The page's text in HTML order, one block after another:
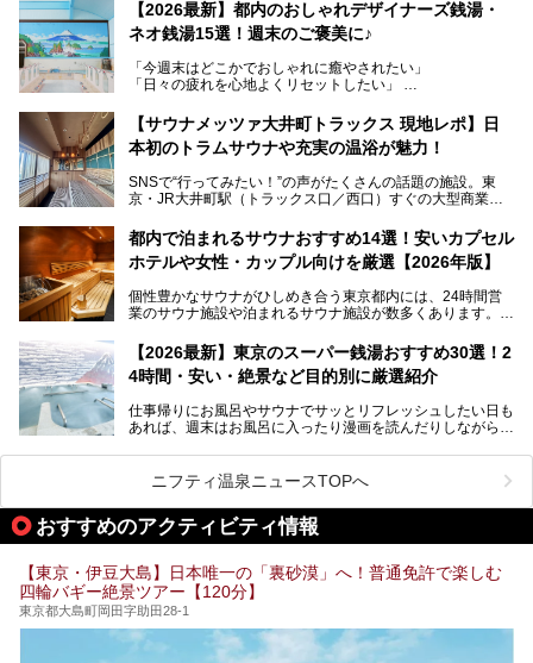
を知る地元の人にも、新しく足を運んでくれる人にも愛され
る、今の時代の"銭湯"として生まれ変わりました。洞窟のよ
ビアバーなど、新しく登場したスポットも併せて紹介しま
す。充実した設備があるのに、基本の入浴料が銭湯価格の5
【2026最新】都内のおしゃれデザイナーズ銭湯・
ネオ銭湯15選！週末のご褒美に♪
「今週末はどこかでおしゃれに癒やされたい」
「日々の疲れを心地よくリセットしたい」
となっている新しいスタイルの銭湯です。
最近、SNSやメディアで「デザイナーズ銭湯」や「ネオ銭
本記事では、そもそもこれらがどんな銭湯なのか、その気に
いおしゃれな名店15選を、おすすめの順番で一挙にご紹介
します。
【サウナメッツァ大井町トラックス 現地レポ】日
本初のトラムサウナや充実の温浴が魅力！
SNSで“行ってみたい！”の声がたくさんの話題の施設。東
京・JR大井町駅（トラックス口／西口）すぐの大型商業施
ツァ大井町トラックス」がニューオープン。施設の様子をレ
ポ―トします。
都内で泊まれるサウナおすすめ14選！安いカプセル
ホテルや女性・カップル向けを厳選【2026年版】
個性豊かなサウナがひしめき合う東京都内には、24時間営
業のサウナ施設や泊まれるサウナ施設が数多くあります。
を旅の目的とする「サ旅」や自分へのご褒美のための宿泊な
ど、自分の好きなタイミングで好きなだけサ活ができるのが
魅力です。
最近では、男性専用施設だけでなく、カップルや女性に嬉し
い個室サウナも増えてきました。
ら、特におすすめしたい施設14選をご紹介します。
してみてください。
【2026最新】東京のスーパー銭湯おすすめ30選！2
4時間・安い・絶景など目的別に厳選紹介
仕事帰りにお風呂やサウナでサッとリフレッシュしたい日も
あれば、週末はお風呂に入ったり漫画を読んだりしながら一
また、終電を逃してしまい、「このまま朝までゆっくりでき
る場所があれば」と探した経験がある人も多いのではないで
しょうか。
そこで本記事では、東京でおすすめのスーパー銭湯を、目的
24時間営業で宿泊できる施設や、1,000円以下で楽しめる安
い施設、デートや休日レジャーにもぴったりなエンタメ要素
が充実した施設など、利用のシーンに合わせて参考にしてく
ださい。
ニフティ温泉ニュースTOPへ
おすすめのアクティビティ情報
【東京・伊豆大島】日本唯一の「裏砂漠」へ！普通免許で楽しむ
四輪バギー絶景ツアー【120分】
東京都大島町岡田字助田28-1